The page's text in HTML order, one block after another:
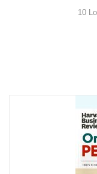
10